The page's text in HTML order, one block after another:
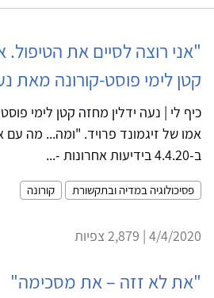
"אני רוצה לסיים את
קטן לימי פוסט-קורונה מאת
כיף לי | נעה ידלין מחזה קטן לימי
אמו של זיגמונד פרויד. "ומה... מה
ב-4.4.20 בידיעות אחרונות -...
פסיכולוגיה במדיה ובתקשורת קורונה
4/4/2020 | 2,879 צפיות
"את לא זזה – את מסכימה"